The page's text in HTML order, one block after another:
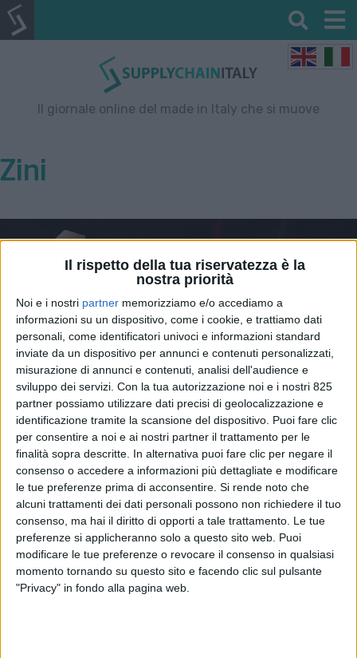
Il rispetto della tua riservatezza è la
nostra priorità
Noi e i nostri partner memorizziamo e/o accediamo a
informazioni su un dispositivo, come i cookie, e trattiamo dati
personali, come identificatori univoci e informazioni standard
inviate da un dispositivo per annunci e contenuti personalizzati,
misurazione di annunci e contenuti, analisi dell'audience e
sviluppo dei servizi. Con la tua autorizzazione noi e i nostri 825
partner possiamo utilizzare dati precisi di geolocalizzazione e
identificazione tramite la scansione del dispositivo. Puoi fare clic
per consentire a noi e ai nostri partner il trattamento per le
finalità sopra descritte. In alternativa puoi fare clic per negare il
consenso o accedere a informazioni più dettagliate e modificare
le tue preferenze prima di acconsentire. Si rende noto che
alcuni trattamenti dei dati personali possono non richiedere il tuo
consenso, ma hai il diritto di opporti a tale trattamento. Le tue
preferenze si applicheranno solo a questo sito web. Puoi
modificare le tue preferenze o revocare il consenso in qualsiasi
momento tornando su questo sito e facendo clic sul pulsante
"Privacy" in fondo alla pagina web.
Il giornale online del made in Italy che si muove
Zini
Distribuzione vaccini per il
Covid-19: criticità e numeri da
affrontare per la logistica
NOTIZIE E INTERVISTE IN EVIDENZA 21 OTTOBRE 2020